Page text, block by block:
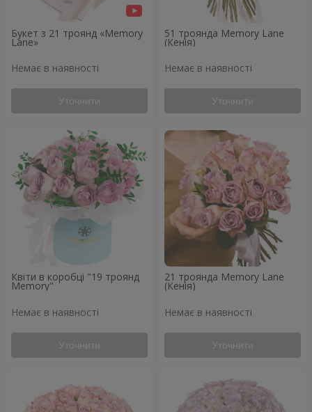
Букет з 21 троянд «Memory
Lane»
Немає в наявності
Уточнити
51 троянда Memory Lane
(Кенія)
Немає в наявності
Уточнити
Квіти в коробці "19 троянд
Memory"
Немає в наявності
Уточнити
21 троянда Memory Lane
(Кенія)
Немає в наявності
Уточнити